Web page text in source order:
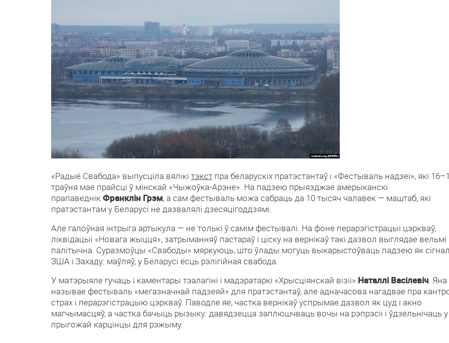
«Радыё Свабода» выпусціла вялікі тэкст пра беларускіх пратэстантаў і «Фестываль надзеі», які
траўня мае прайсці ў мінскай «Чыжоўка-Арэне». На падзею прыязджае амерыканскі
прапаведнікФранклін Грэм, а сам фестываль можа сабраць да 10 тысяч чалавек — маштаб, які
пратэстантам у Беларусі не дазвалялі дзесяцігоддзямі.
Але галоўная інтрыга артыкула — не толькі ў самім фестывалі. На фоне перарэгістрацыі цэркваў,
ліквідацыі «Новага жыцця», затрыманняў пастараў і ціску на вернікаў такі дазвол выглядае вельмі
палітычна. Суразмоўцы «Свабоды» мяркуюць, што ўлады могуць выкарыстоўваць падзею як
ЗША і Захаду: маўляў, у Беларусі ёсць рэлігійная свабода.
У матэрыяле гучаць і каментары тэалагіні і мадэратаркі «Хрысціянскай візіі» Наталлі Васілевіч. Яна
называе фестываль «мегазначнай падзеяй» для пратэстантаў, але адначасова нагадвае пра
страх і перарэгістрацыю цэркваў. Паводле яе, частка вернікаў успрымае дазвол як цуд і акно
магчымасцяў, а частка бачыць рызыку: давядзецца заплюшчваць вочы на рэпрэсіі і ўдзельнічаць у
прыгожай карцінцы для рэжыму.